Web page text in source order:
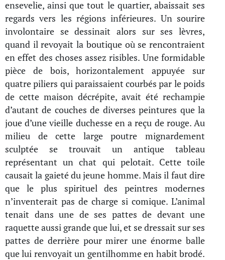
ensevelie, ainsi que tout le quartier, abaissait ses
regards vers les régions inférieures. Un sourire
involontaire se dessinait alors sur ses lèvres,
quand il revoyait la boutique où se rencontraient
en effet des choses assez risibles. Une formidable
pièce de bois, horizontalement appuyée sur
quatre piliers qui paraissaient courbés par le poids
de cette maison décrépite, avait été rechampie
d’autant de couches de diverses peintures que la
joue d’une vieille duchesse en a reçu de rouge. Au
milieu de cette large poutre mignardement
sculptée se trouvait un antique tableau
représentant un chat qui pelotait. Cette toile
causait la gaieté du jeune homme. Mais il faut dire
que le plus spirituel des peintres modernes
n’inventerait pas de charge si comique. L’animal
tenait dans une de ses pattes de devant une
raquette aussi grande que lui, et se dressait sur ses
pattes de derrière pour mirer une énorme balle
que lui renvoyait un gentilhomme en habit brodé.